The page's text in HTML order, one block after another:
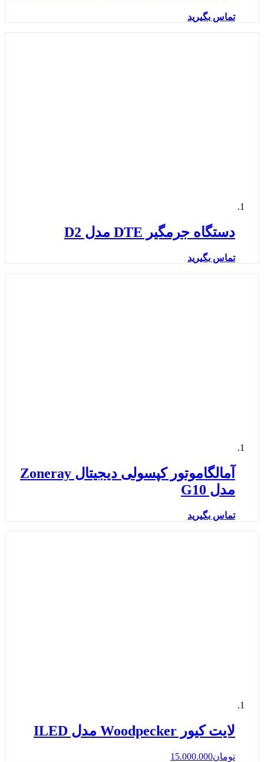
تماس بگیرید
دستگاه جرمگیر DTE مدل D2
تماس بگیرید
آمالگاموتور کپسولی دیجیتال Zoneray
مدل G10
تماس بگیرید
لایت کیور Woodpecker مدل ILED
تومان15.000.000